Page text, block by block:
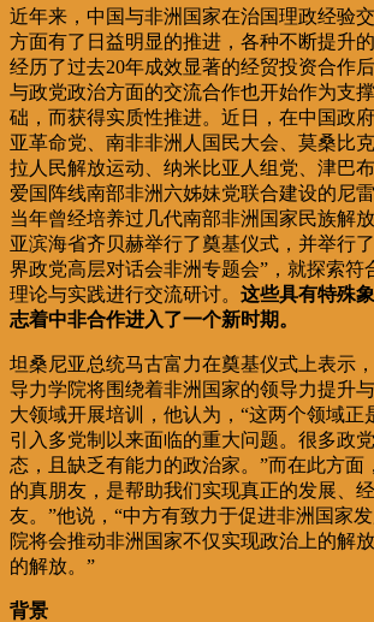
近年来，中国与非洲国家在治国理政经验
方面有了日益明显的推进，各种不断提升
经历了过去20年成效显著的经贸投资合作
与政党政治方面的交流合作也开始作为支
础，而获得实质性推进。近日，在中国政
亚革命党、南非非洲人国民大会、莫桑比
拉人民解放运动、纳米比亚人组党、津巴
爱国阵线南部非洲六姊妹党联合建设的尼
当年曾经培养过几代南部非洲国家民族解
亚滨海省齐贝赫举行了奠基仪式，并举行
界政党高层对话会非洲专题会”，就探索符
理论与实践进行交流研讨。 这些具有特殊
志着中非合作进入了一个新时期。
坦桑尼亚总统马古富力在奠基仪式上表示
导力学院将围绕着非洲国家的领导力提升
大领域开展培训，他认为，“这两个领域正
引入多党制以来面临的重大问题。很多政
态，且缺乏有能力的政治家。”而在此方面
的真朋友，是帮助我们实现真正的发展、
友。”他说，“中方有致力于促进非洲国家
院将会推动非洲国家不仅实现政治上的解
的解放。”
背景